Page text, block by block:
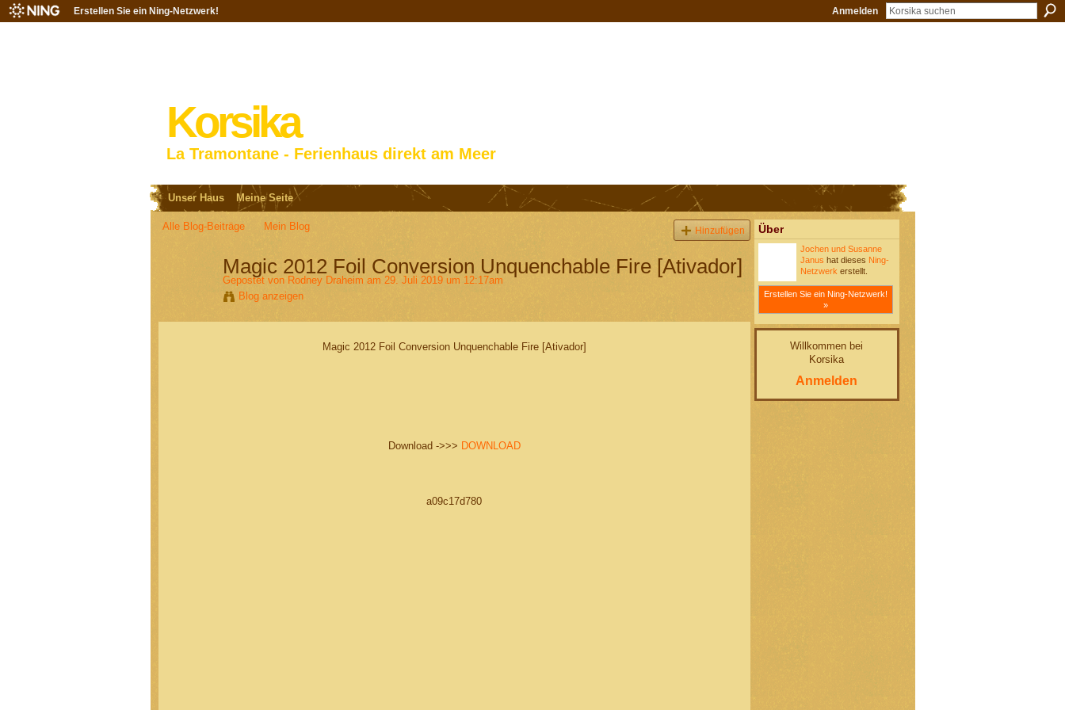
Erstellen Sie ein Ning-Netzwerk! Anmelden
Korsika
La Tramontane - Ferienhaus direkt am Meer
Unser Haus Meine Seite
Alle Blog-Beiträge Mein Blog Hinzufügen
Magic 2012 Foil Conversion Unquenchable Fire [Ativador]
Gepostet von Rodney Draheim am 29. Juli 2019 um 12:17am
Blog anzeigen
Magic 2012 Foil Conversion Unquenchable Fire [Ativador]
Download ->>> DOWNLOAD
a09c17d780
Über
Jochen und Susanne
Janus hat dieses Ning-
Netzwerk erstellt.
Erstellen Sie ein Ning-Netzwerk!
»
Willkommen bei
Korsika
Anmelden